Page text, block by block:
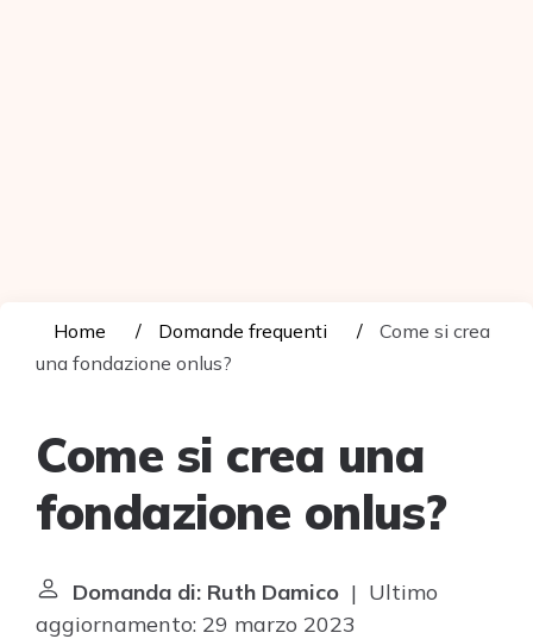
Home Domande frequenti
Come si crea
una fondazione onlus?
Come si crea una
fondazione onlus?
Domanda di: Ruth Damico | Ultimo
aggiornamento: 29 marzo 2023